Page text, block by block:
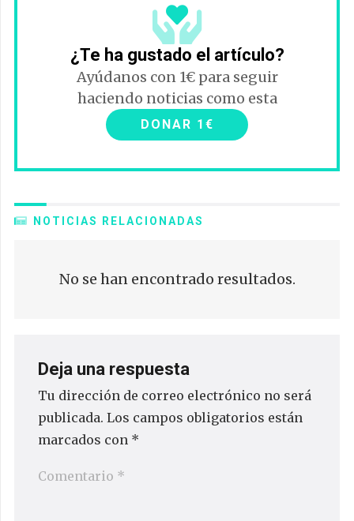
¿Te ha gustado el artículo?
Ayúdanos con 1€ para seguir
haciendo noticias como esta
DONAR 1€
NOTICIAS RELACIONADAS
No se han encontrado resultados.
Deja una respuesta
Tu dirección de correo electrónico no será
publicada. Los campos obligatorios están
marcados con *